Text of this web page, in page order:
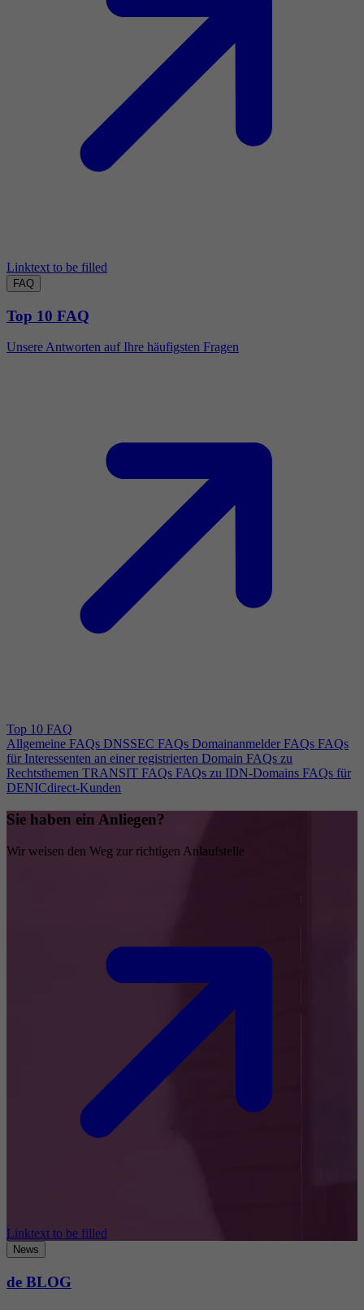
Linktext to be filled
FAQ
Top 10 FAQ
Unsere Antworten auf Ihre häufigsten Fragen
Top 10 FAQ
Allgemeine FAQs DNSSEC FAQs Domainanmelder FAQs FAQs
für Interessenten an einer registrierten Domain FAQs zu
Rechtsthemen TRANSIT FAQs FAQs zu IDN-Domains FAQs für
DENICdirect-Kunden
Sie haben ein Anliegen?
Wir weisen den Weg zur richtigen Anlaufstelle
Linktext to be filled
News
de BLOG